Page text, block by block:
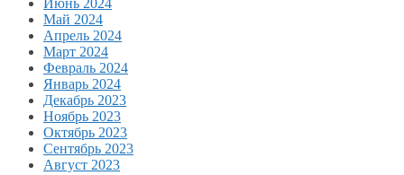
Июнь 2024
Май 2024
Апрель 2024
Март 2024
Февраль 2024
Январь 2024
Декабрь 2023
Ноябрь 2023
Октябрь 2023
Сентябрь 2023
Август 2023